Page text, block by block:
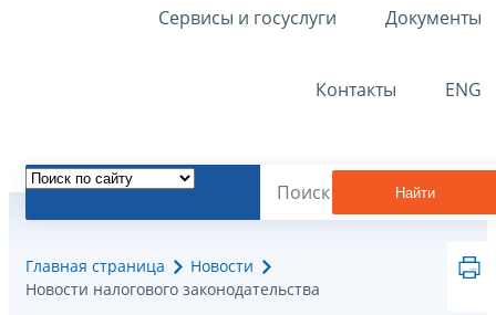
Сервисы и госуслуги Документы
Контакты ENG
Найти
Главная страница
Новости
Новости налогового законодательства